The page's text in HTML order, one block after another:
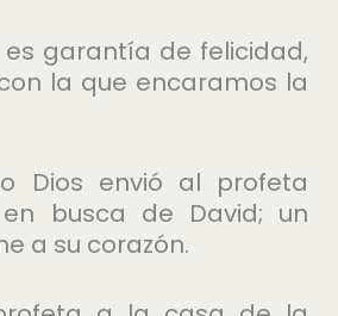
es garantía de felicidad,
la que encaramos la
Dios envió al profeta
busca de David; un
a su corazón.